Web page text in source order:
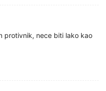
protivnik, nece biti lako kao